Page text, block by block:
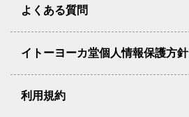
よくある質問
イトーヨーカ堂個人情報保護方針
利用規約